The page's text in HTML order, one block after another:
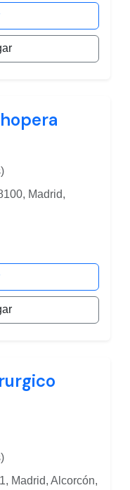
Madrid,
Madrid, Alcorcón,